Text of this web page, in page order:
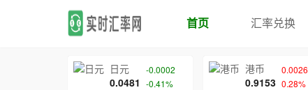
首页 汇率兑换
日元
0.0481
-0.0002
-0.41%
港币
0.9153
0.0026
0.28%